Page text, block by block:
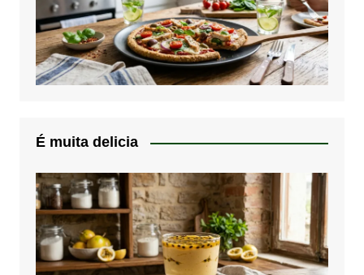
É muita delicia